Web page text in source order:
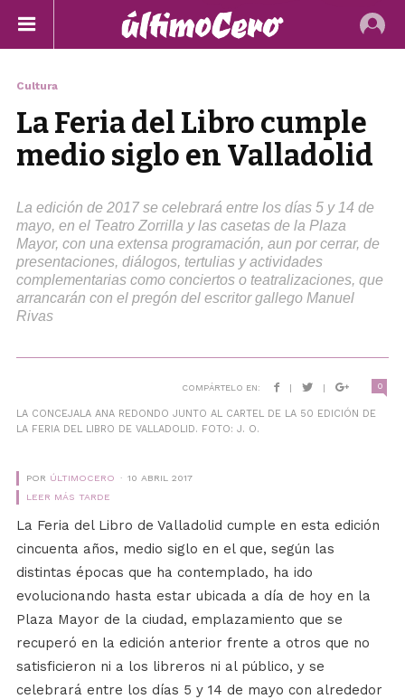
Cultura
La Feria del Libro cumple
medio siglo en Valladolid
La edición de 2017 se celebrará entre los días 5 y 14 de
mayo, en el Teatro Zorrilla y las casetas de la Plaza
Mayor, con una extensa programación, aun por cerrar, de
presentaciones, diálogos, tertulias y actividades
complementarias como conciertos o teatralizaciones, que
arrancarán con el pregón del escritor gallego Manuel
Rivas
COMPÁRTELO EN: | | 0
LA CONCEJALA ANA REDONDO JUNTO AL CARTEL DE LA 50 EDICIÓN DE
LA FERIA DEL LIBRO DE VALLADOLID. FOTO: J. O.
POR ÚLTIMOCERO
10 ABRIL 2017
LEER MÁS TARDE
La Feria del Libro de Valladolid cumple en esta edición
cincuenta años, medio siglo en el que, según las
distintas épocas que ha contemplado, ha ido
evolucionando hasta estar ubicada a día de hoy en la
Plaza Mayor de la ciudad, emplazamiento que se
recuperó en la edición anterior frente a otros que no
satisficieron ni a los libreros ni al público, y se
celebrará entre los días 5 y 14 de mayo con alrededor